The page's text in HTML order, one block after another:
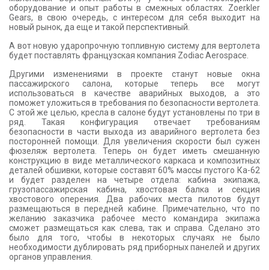
оборудование и опыт работы в смежных областях. Zoerkler
Gears, в свою очередь, с интересом для себя выходит на
новый рынок, да еще и такой перспективный.
А вот новую ударопрочную топливную систему для вертолета
будет поставлять французская компания Zodiac Aerospace.
Другими изменениями в проекте станут новые окна
пассажирского салона, которые теперь все могут
использоваться в качестве аварийных выходов, а это
поможет уложиться в требования по безопасности вертолета.
С этой же целью, кресла в салоне будут установлены по три в
ряд. Такая конфигурация отвечает требованиям
безопасности в части выхода из аварийного вертолета без
посторонней помощи. Для увеличения скорости был сужен
фюзеляж вертолета. Теперь он будет иметь смешанную
конструкцию в виде металлического каркаса и композитных
деталей обшивки, которые составят 60% массы пустого Ка-62
и будет разделен на четыре отдела: кабина экипажа,
грузопассажирская кабина, хвостовая балка и секция
хвостового оперения. Два рабочих места пилотов будут
размещаються в передней кабине. Примечательно, что по
желанию заказчика рабочее место командира экипажа
сможет размещаться как слева, так и справа. Сделано это
было для того, чтобы в некоторых случаях не было
необходимости дублировать ряд приборных панелей и других
органов управления.